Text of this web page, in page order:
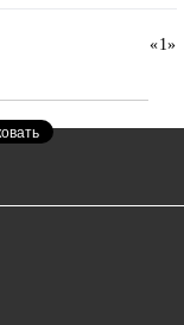
«1»